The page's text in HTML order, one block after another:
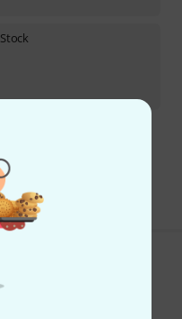
ab 29 €
Sie sehen?